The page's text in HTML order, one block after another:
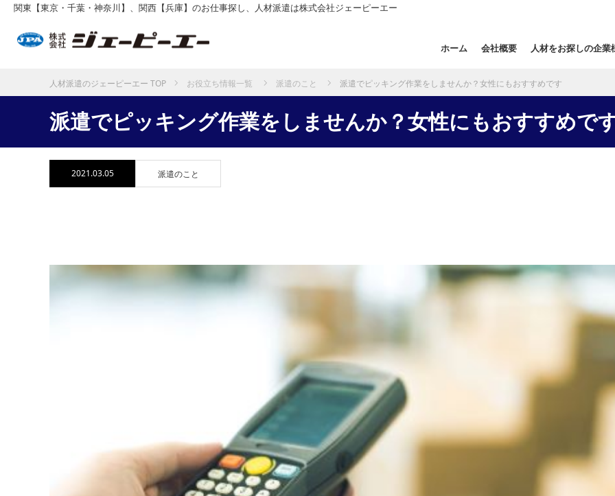
関東【東京・千葉・神奈川】、関西【兵庫】のお仕事探し、人材派遣は株式会社ジェーピーエー
ホーム 会社概要 人材をお探しの企業
お役立ち情報一覧 派遣のこと 派遣でピッキング作業をしませんか？女性にもおすすめです
派遣でピッキング作業をしませんか？女性にもおすすめで
2021.03.05 派遣のこと